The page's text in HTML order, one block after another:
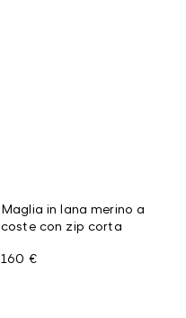
Maglia in lana merino a
coste con zip corta
160 €